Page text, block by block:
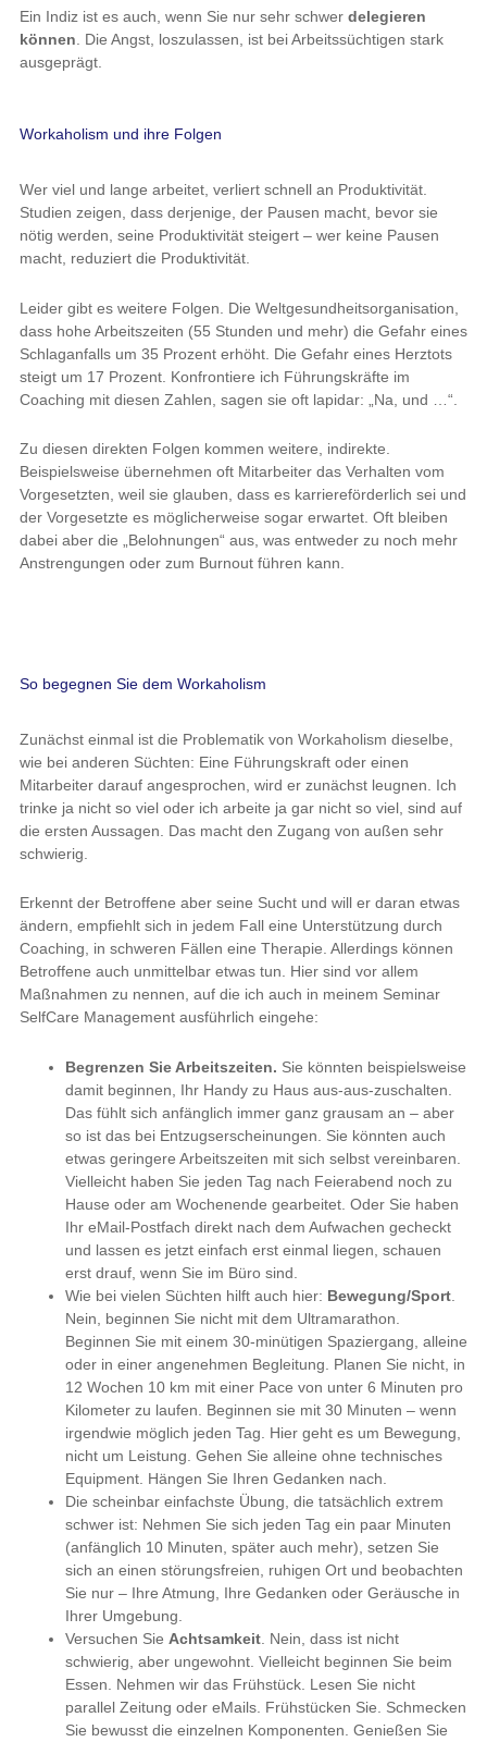
Ein Indiz ist es auch, wenn Sie nur sehr schwer delegieren
können. Die Angst, loszulassen, ist bei Arbeitssüchtigen stark
ausgeprägt.
Workaholism und ihre Folgen
Wer viel und lange arbeitet, verliert schnell an Produktivität.
Studien zeigen, dass derjenige, der Pausen macht, bevor sie
nötig werden, seine Produktivität steigert – wer keine Pausen
macht, reduziert die Produktivität.
Leider gibt es weitere Folgen. Die Weltgesundheitsorganisation,
dass hohe Arbeitszeiten (55 Stunden und mehr) die Gefahr eines
Schlaganfalls um 35 Prozent erhöht. Die Gefahr eines Herztots
steigt um 17 Prozent. Konfrontiere ich Führungskräfte im
Coaching mit diesen Zahlen, sagen sie oft lapidar: „Na, und …“.
Zu diesen direkten Folgen kommen weitere, indirekte.
Beispielsweise übernehmen oft Mitarbeiter das Verhalten vom
Vorgesetzten, weil sie glauben, dass es karriereförderlich sei und
der Vorgesetzte es möglicherweise sogar erwartet. Oft bleiben
dabei aber die „Belohnungen“ aus, was entweder zu noch mehr
Anstrengungen oder zum Burnout führen kann.
So begegnen Sie dem Workaholism
Zunächst einmal ist die Problematik von Workaholism dieselbe,
wie bei anderen Süchten: Eine Führungskraft oder einen
Mitarbeiter darauf angesprochen, wird er zunächst leugnen. Ich
trinke ja nicht so viel oder ich arbeite ja gar nicht so viel, sind auf
die ersten Aussagen. Das macht den Zugang von außen sehr
schwierig.
Erkennt der Betroffene aber seine Sucht und will er daran etwas
ändern, empfiehlt sich in jedem Fall eine Unterstützung durch
Coaching, in schweren Fällen eine Therapie. Allerdings können
Betroffene auch unmittelbar etwas tun. Hier sind vor allem
Maßnahmen zu nennen, auf die ich auch in meinem Seminar
SelfCare Management ausführlich eingehe:
Begrenzen Sie Arbeitszeiten. Sie könnten beispielsweise
damit beginnen, Ihr Handy zu Haus aus-aus-zuschalten.
Das fühlt sich anfänglich immer ganz grausam an – aber
so ist das bei Entzugserscheinungen. Sie könnten auch
etwas geringere Arbeitszeiten mit sich selbst vereinbaren.
Vielleicht haben Sie jeden Tag nach Feierabend noch zu
Hause oder am Wochenende gearbeitet. Oder Sie haben
Ihr eMail-Postfach direkt nach dem Aufwachen gecheckt
und lassen es jetzt einfach erst einmal liegen, schauen
erst drauf, wenn Sie im Büro sind.
Wie bei vielen Süchten hilft auch hier: Bewegung/Sport.
Nein, beginnen Sie nicht mit dem Ultramarathon.
Beginnen Sie mit einem 30-minütigen Spaziergang, alleine
oder in einer angenehmen Begleitung. Planen Sie nicht, in
12 Wochen 10 km mit einer Pace von unter 6 Minuten pro
Kilometer zu laufen. Beginnen sie mit 30 Minuten – wenn
irgendwie möglich jeden Tag. Hier geht es um Bewegung,
nicht um Leistung. Gehen Sie alleine ohne technisches
Equipment. Hängen Sie Ihren Gedanken nach.
Die scheinbar einfachste Übung, die tatsächlich extrem
schwer ist: Nehmen Sie sich jeden Tag ein paar Minuten
(anfänglich 10 Minuten, später auch mehr), setzen Sie
sich an einen störungsfreien, ruhigen Ort und beobachten
Sie nur – Ihre Atmung, Ihre Gedanken oder Geräusche in
Ihrer Umgebung.
Versuchen Sie Achtsamkeit. Nein, dass ist nicht
schwierig, aber ungewohnt. Vielleicht beginnen Sie beim
Essen. Nehmen wir das Frühstück. Lesen Sie nicht
parallel Zeitung oder eMails. Frühstücken Sie. Schmecken
Sie bewusst die einzelnen Komponenten. Genießen Sie